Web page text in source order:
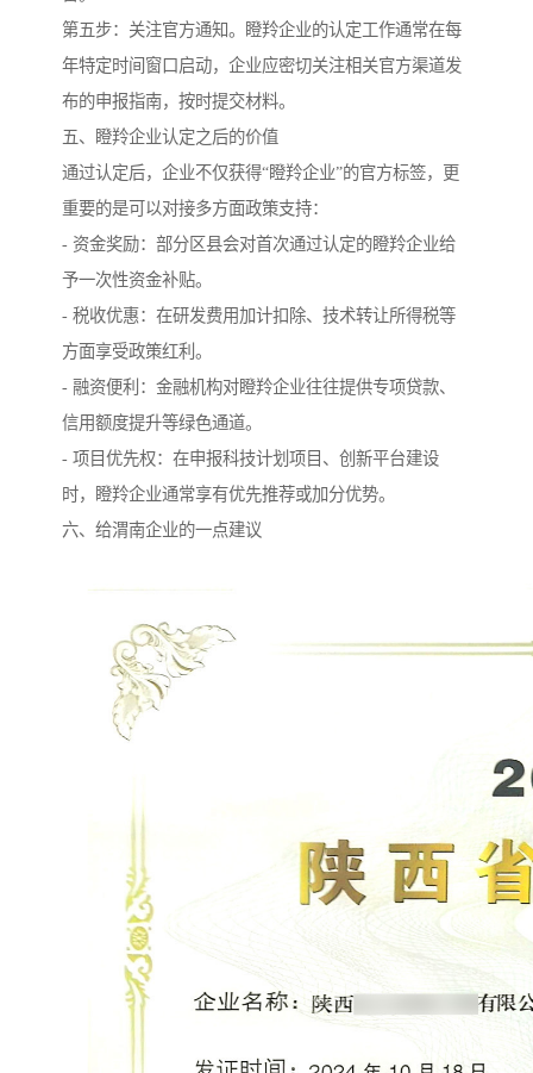
第五步：关注官方通知。瞪羚企业的认定工作通常在每
年特定时间窗口启动，企业应密切关注相关官方渠道发
布的申报指南，按时提交材料。
五、瞪羚企业认定之后的价值
通过认定后，企业不仅获得“瞪羚企业”的官方标签，更
重要的是可以对接多方面政策支持：
- 资金奖励：部分区县会对首次通过认定的瞪羚企业给
予一次性资金补贴。
- 税收优惠：在研发费用加计扣除、技术转让所得税等
方面享受政策红利。
- 融资便利：金融机构对瞪羚企业往往提供专项贷款、
信用额度提升等绿色通道。
- 项目优先权：在申报科技计划项目、创新平台建设
时，瞪羚企业通常享有优先推荐或加分优势。
六、给渭南企业的一点建议